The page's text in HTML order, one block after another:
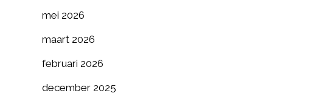
mei 2026
maart 2026
februari 2026
december 2025